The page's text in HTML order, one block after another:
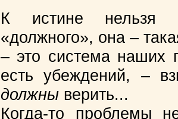
К истине нельзя
«должного», она –
– это система наших
есть убеждений, –
должны верить...
Когда-то проблемы